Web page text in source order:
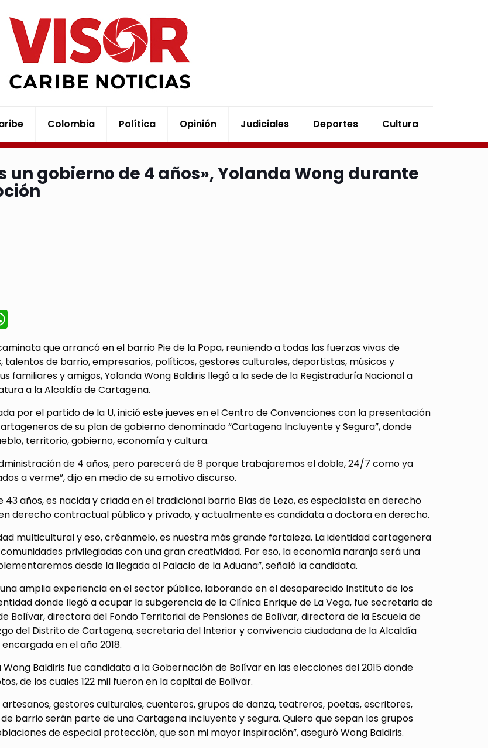
Colombia Política Opinión Judiciales Deportes Cultura
un gobierno de 4 años», Yolanda Wong durante
que arrancó en el barrio Pie de la Popa, reuniendo a todas las fuerzas vivas de
talentos de barrio, empresarios, políticos, gestores culturales, deportistas, músicos y
familiares y amigos, Yolanda Wong Baldiris llegó a la sede de la Registraduría Nacional a
a la Alcaldía de Cartagena.
por el partido de la U, inició este jueves en el Centro de Convenciones con la presentación
de su plan de gobierno denominado “Cartagena Incluyente y Segura”, donde
territorio, gobierno, economía y cultura.
de 4 años, pero parecerá de 8 porque trabajaremos el doble, 24/7 como ya
a verme”, dijo en medio de su emotivo discurso.
43 años, es nacida y criada en el tradicional barrio Blas de Lezo, es especialista en derecho
derecho contractual público y privado, y actualmente es candidata a doctora en derecho.
multicultural y eso, créanmelo, es nuestra más grande fortaleza. La identidad cartagenera
privilegiadas con una gran creatividad. Por eso, la economía naranja será una
desde la llegada al Palacio de la Aduana”, señaló la candidata.
amplia experiencia en el sector público, laborando en el desaparecido Instituto de los
donde llegó a ocupar la subgerencia de la Clínica Enrique de La Vega, fue secretaria de
Bolívar, directora del Fondo Territorial de Pensiones de Bolívar, directora de la Escuela de
del Distrito de Cartagena, secretaria del Interior y convivencia ciudadana de la Alcaldía
en el año 2018.
Wong Baldiris fue candidata a la Gobernación de Bolívar en las elecciones del 2015 donde
de los cuales 122 mil fueron en la capital de Bolívar.
artesanos, gestores culturales, cuenteros, grupos de danza, teatreros, poetas, escritores,
barrio serán parte de una Cartagena incluyente y segura. Quiero que sepan los grupos
de especial protección, que son mi mayor inspiración”, aseguró Wong Baldiris.